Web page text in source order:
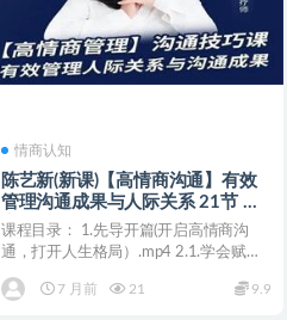
情商认知
陈艺新(新课)【高情商沟通】有效
管理沟通成果与人际关系 21节 某
音199
课程目录： 1.先导开篇(开启高情商沟
通，打开人生格局）.mp4 2.1.学会赋能
7 月前
21 9.9